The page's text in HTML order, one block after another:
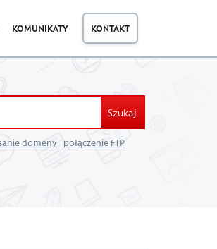
KOMUNIKATY KONTAKT
Szukaj
domeny połączenie FTP